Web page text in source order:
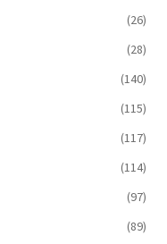
(26)
(28)
(140)
(115)
(117)
(114)
(97)
(89)